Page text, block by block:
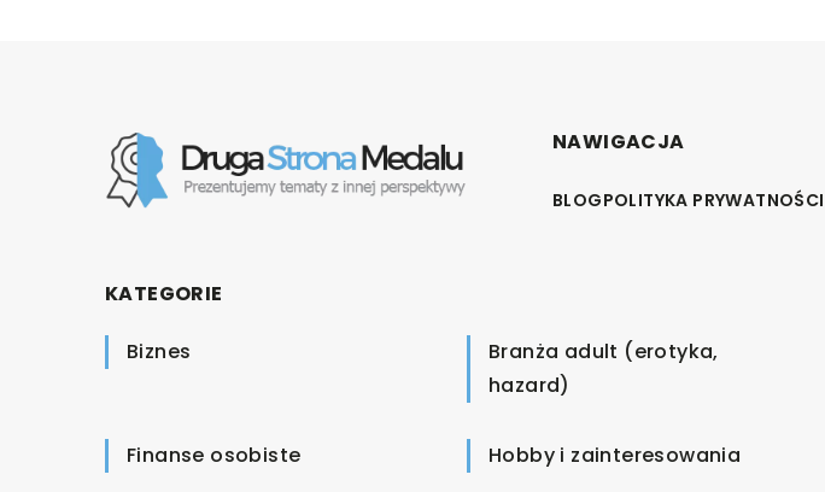
NAWIGACJA
BLOGPOLITYKA PRYWATNOŚCI
KATEGORIE
Biznes
Branża adult (erotyka,
hazard)
Finanse osobiste Hobby i zainteresowania